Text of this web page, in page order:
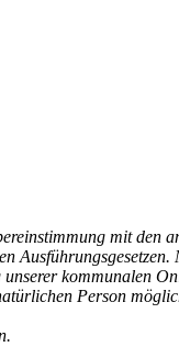
mit den
kommunalen
Person